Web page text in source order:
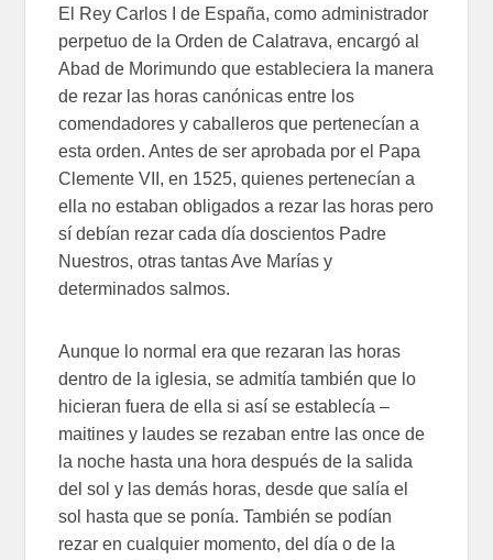
El Rey Carlos I de España, como administrador
perpetuo de la Orden de Calatrava, encargó al
Abad de Morimundo que estableciera la manera
de rezar las horas canónicas entre los
comendadores y caballeros que pertenecían a
esta orden. Antes de ser aprobada por el Papa
Clemente VII, en 1525, quienes pertenecían a
ella no estaban obligados a rezar las horas pero
sí debían rezar cada día doscientos Padre
Nuestros, otras tantas Ave Marías y
determinados salmos.
Aunque lo normal era que rezaran las horas
dentro de la iglesia, se admitía también que lo
hicieran fuera de ella si así se establecía –
maitines y laudes se rezaban entre las once de
la noche hasta una hora después de la salida
del sol y las demás horas, desde que salía el
sol hasta que se ponía. También se podían
rezar en cualquier momento, del día o de la